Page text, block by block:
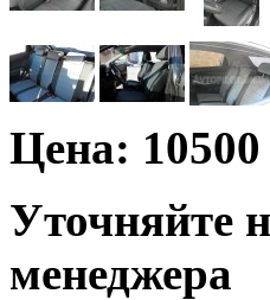
Цена: 10500
Уточняйте
менеджера